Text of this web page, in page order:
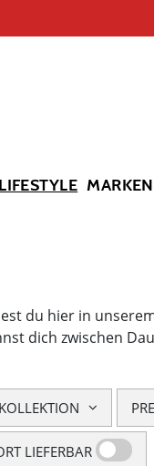
LIFESTYLE MARKEN
du hier in
dich zwischen
KOLLEKTION
LIEFERBAR